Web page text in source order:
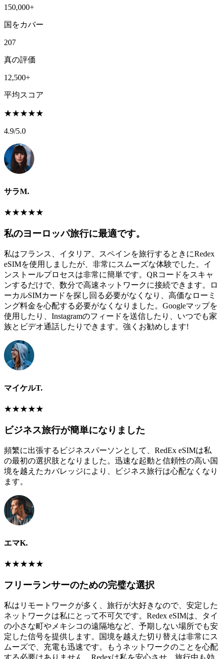
150,000+
国をカバー
207
真の評価
12,500+
平均スコア
★★★★★
4.9/5.0
サラM.
★★★★★
私のヨーロッパ旅行に最適です。
私はフランス、イタリア、スペインを旅行するときにRedex
eSIMを使用しましたが、非常にスムーズな体験でした。イ
ンストールプロセスは非常に簡単です。QRコードをスキャ
ンするだけで、数分で高速ネットワークに接続できます。ロ
ーカルSIMカードを探し回る必要がなくなり、高価なローミ
ング料金を心配する必要がなくなりました。Googleマップを
使用したり、Instagramのフィードを送信したり、いつでも家
族とビデオ通話したりできます。強くお勧めします!
マイケルT.
★★★★★
ビジネス旅行が簡単になりました
頻繁に出張するビジネスパーソンとして、RedEx eSIMは私
の最初の選択肢となりました。迅速な起動と信頼性の高い国
境を越えたカバレッジにより、ビジネス旅行は心配なくなり
ます。
エマK.
★★★★★
フリーランサーのための完璧な選択
私はリモートワークが多く、旅行が大好きなので、安定した
ネットワークは私にとって不可欠です。Redex eSIMは、タイ
の小さな町やメキシコの遠隔地など、予期しない場所でも安
定した信号を提供します。国境を越えた切り替えは非常にス
ムーズで、充電も迅速です。もうネットワークのことを心配